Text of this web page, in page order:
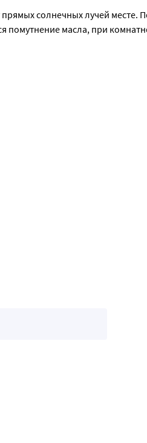
солнечных лучей месте.
масла, при